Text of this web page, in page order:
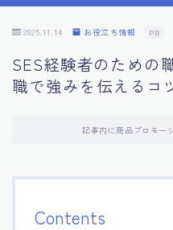
10.面接官に好印象を与え
11.キャリアアップを目
14.デジタル化やAIの進
2025.11.14 お役立ち情報 PR
SES経験者のための
職で強みを伝えるコ
記事内に商品プロモー
Contents